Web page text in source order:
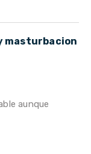
masturbacion
aunque